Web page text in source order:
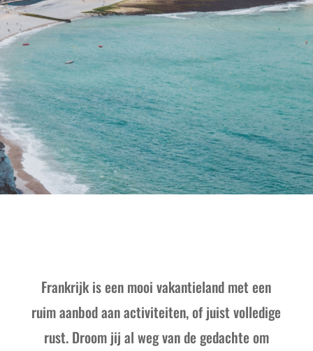
Frankrijk is een mooi vakantieland met een
ruim aanbod aan activiteiten, of juist volledige
rust. Droom jij al weg van de gedachte om